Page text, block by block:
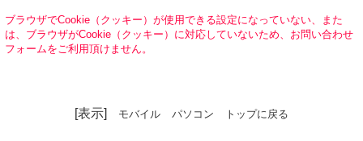
ブラウザでCookie（クッキー）が使用できる設定になっていない、また
は、ブラウザがCookie（クッキー）に対応していないため、お問い合わせ
フォームをご利用頂けません。
[表示] モバイル パソコン トップに戻る